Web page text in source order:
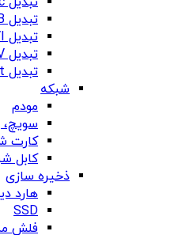
تبدیل USB به LAN
تبدیل DVI
تبدیل RCA-AV
تبدیل Display Port
شبکه
مودم
سویچ،
کارت
کابل
ذخیره سازی
هارد
SSD
فلش